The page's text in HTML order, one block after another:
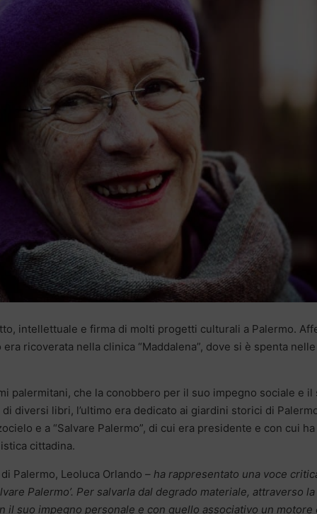
intellettuale e firma di molti progetti culturali a Palermo.
ricoverata nella clinica “Maddalena”, dove si è spenta nelle
palermitani, che la conobbero per il suo impegno sociale e il
diversi libri, l’ultimo era dedicato ai giardini storici di
e a “Salvare Palermo”, di cui era presidente e con cui ha
cittadina.
Palermo, Leoluca Orlando – ha rappresentato una voce
Palermo’. Per salvarla dal degrado materiale, attraverso la
il suo impegno personale e con quello associativo un motore